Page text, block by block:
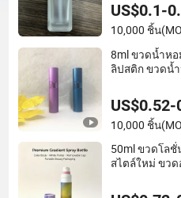
US$0.1-
10,000 ชิ้น
8ml ขวดน้ำห
ลิปสติก ขวดน้
10,000 ชิ้น
50ml ขวดโล
สไตล์ใหม่ ขว